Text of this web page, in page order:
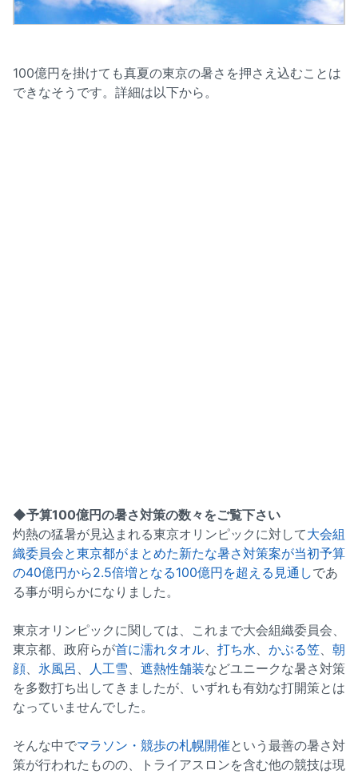
100億円を掛けても真夏の東京の暑さを押さえ込むことは
できなそうです。詳細は以下から。
◆予算100億円の暑さ対策の数々をご覧下さい
灼熱の猛暑が見込まれる東京オリンピックに対して大会組
織委員会と東京都がまとめた新たな暑さ対策案が当初予算
の40億円から2.5倍増となる100億円を超える見通しであ
る事が明らかになりました。
東京オリンピックに関しては、これまで大会組織委員会、
東京都、政府らが首に濡れタオル、 打ち水、 かぶる笠、 朝
顔、 氷風呂 、 人工雪、 遮熱性舗装などユニークな暑さ対策
を多数打ち出してきましたが、いずれも有効な打開策とは
なっていませんでした。
そんな中でマラソン・競歩の札幌開催という最善の暑さ対
策が行われたものの、トライアスロンを含む他の競技は現